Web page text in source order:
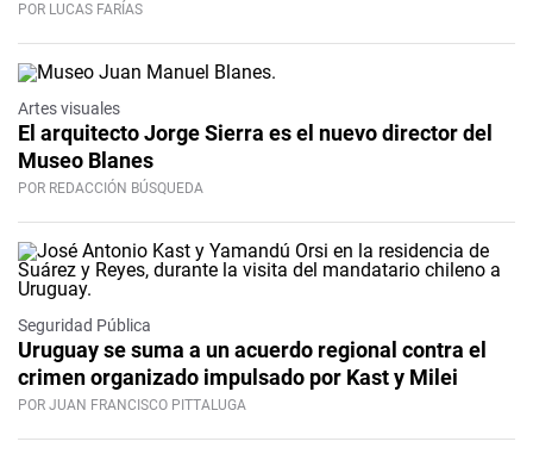
POR LUCAS FARÍAS
Artes visuales
El arquitecto Jorge Sierra es el nuevo director del
Museo Blanes
POR REDACCIÓN BÚSQUEDA
Seguridad Pública
Uruguay se suma a un acuerdo regional contra el
crimen organizado impulsado por Kast y Milei
POR JUAN FRANCISCO PITTALUGA